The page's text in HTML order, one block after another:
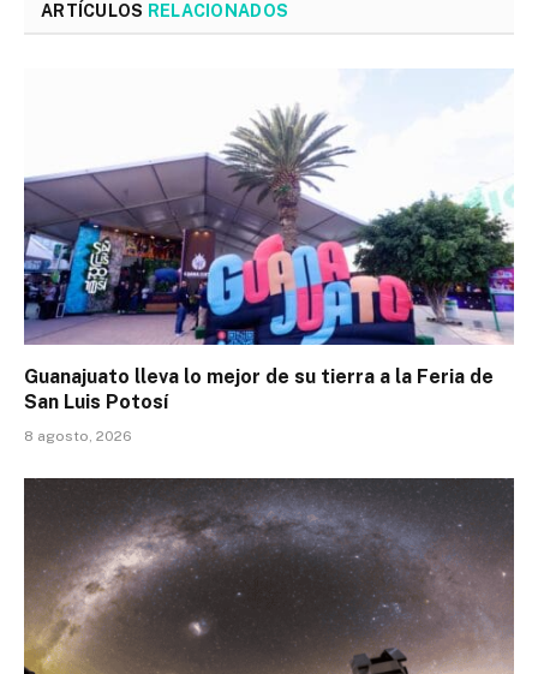
ARTÍCULOS RELACIONADOS
Guanajuato lleva lo mejor de su tierra a la Feria de
San Luis Potosí
8 agosto, 2026